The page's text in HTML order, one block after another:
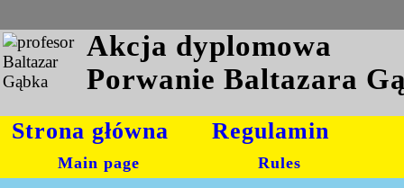
Akcja dyplomowa
Porwanie Baltazara
Strona główna
Main page
Regulamin
Rules